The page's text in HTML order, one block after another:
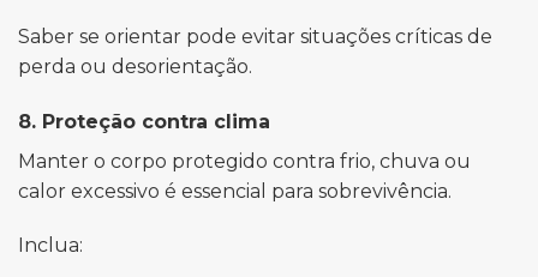
Saber se orientar pode evitar situações críticas de
perda ou desorientação.
8. Proteção contra clima
Manter o corpo protegido contra frio, chuva ou
calor excessivo é essencial para sobrevivência.
Inclua: